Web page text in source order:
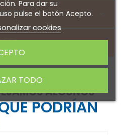
ALGUNOS
PODRÍAN
Para dar su
pulse el botón Acepto.
cookies
TODO